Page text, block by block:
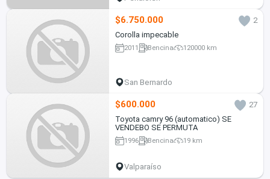
$6.750.000
2
Corolla impecable
2011 Bencina 120000 km
San Bernardo
$600.000
27
Toyota camry 96 (automatico) SE
VENDEBO SE PERMUTA
1996 Bencina 19 km
Valparaíso